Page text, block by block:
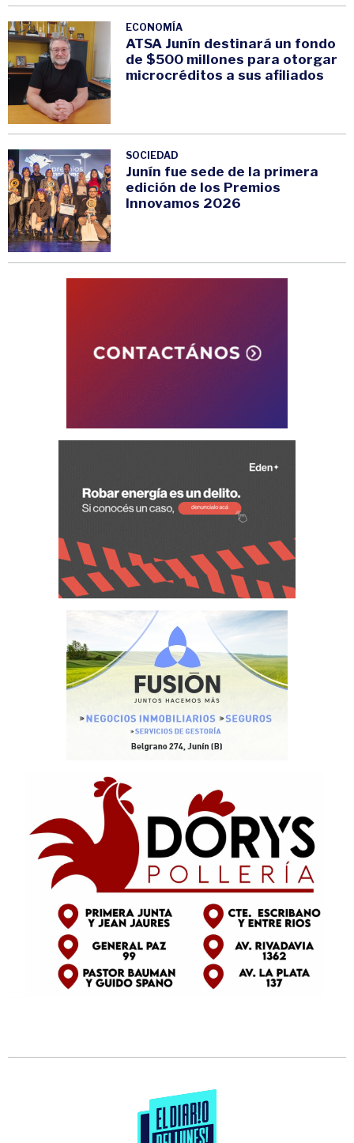
ECONOMÍA
ATSA Junín destinará un fondo
de $500 millones para otorgar
microcréditos a sus afiliados
SOCIEDAD
Junín fue sede de la primera
edición de los Premios
Innovamos 2026